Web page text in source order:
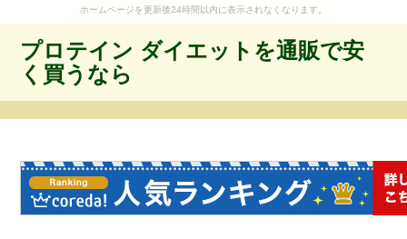
ホームページを更新後24時間以内に表示されなくなります。
プロテイン ダイエットを通販で安
く買うなら